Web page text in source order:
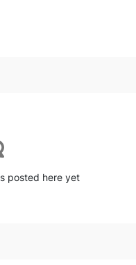
posted here yet